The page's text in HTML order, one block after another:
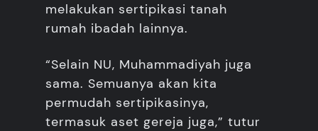
melakukan sertipikasi tanah
rumah ibadah lainnya.
“Selain NU, Muhammadiyah juga
sama. Semuanya akan kita
permudah sertipikasinya,
termasuk aset gereja juga,” tutur